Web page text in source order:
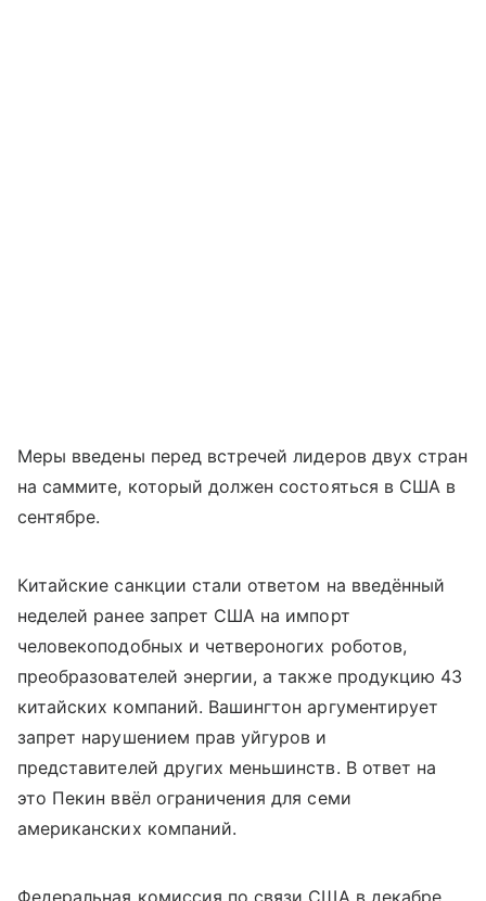
Меры введены перед встречей лидеров двух стран
на саммите, который должен состояться в США в
сентябре.
Китайские санкции стали ответом на введённый
неделей ранее запрет США на импорт
человекоподобных и четвероногих роботов,
преобразователей энергии, а также продукцию 43
китайских компаний. Вашингтон аргументирует
запрет нарушением прав уйгуров и
представителей других меньшинств. В ответ на
это Пекин ввёл ограничения для семи
американских компаний.
Федеральная комиссия по связи США в декабре